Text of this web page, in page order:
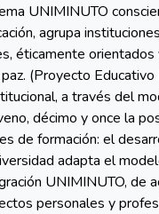
UNIMINUTO
agrupa
éticamente
(Proyecto
a través del
décimo y once la
de formación: el
adapta el
UNIMINUTO, de
personales y